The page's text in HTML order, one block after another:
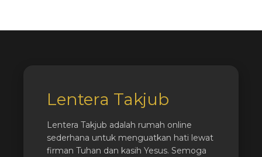
Lentera Takjub
Lentera Takjub adalah rumah online
sederhana untuk menguatkan hati lewat
firman Tuhan dan kasih Yesus. Semoga